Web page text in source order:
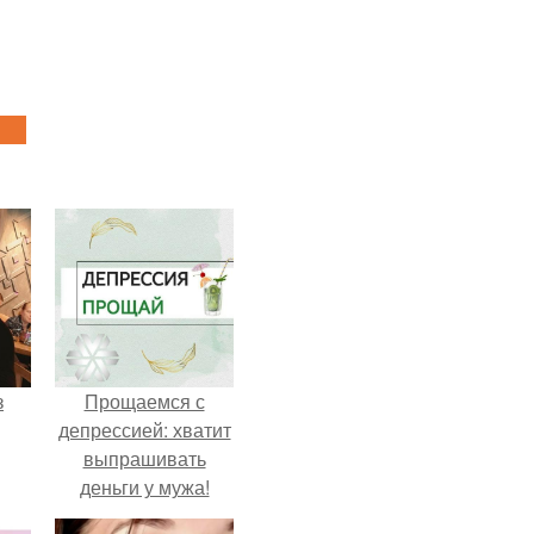
Прощаемся с
депрессией: хватит
выпрашивать
деньги у мужа!